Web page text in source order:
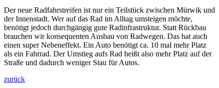
Der neue Radfahrstreifen ist nur ein Teilstück zwischen Mürwik und
der Innenstadt. Wer auf das Rad im Alltag umsteigen möchte,
benötigt jedoch durchgängig gute Radinfrastruktur. Statt Rückbau
brauchen wir konsequenten Ausbau von Radwegen. Das hat auch
einen super Nebeneffekt. Ein Auto benötigt ca. 10 mal mehr Platz
als ein Fahrrad. Der Umstieg aufs Rad heißt also mehr Platz auf der
Straße und dadurch weniger Stau für Autos.
zurück